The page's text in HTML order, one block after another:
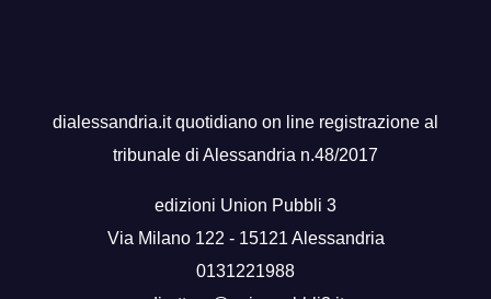
dialessandria.it quotidiano on line registrazione al
tribunale di Alessandria n.48/2017
edizioni Union Pubbli 3
Via Milano 122 - 15121 Alessandria
0131221988